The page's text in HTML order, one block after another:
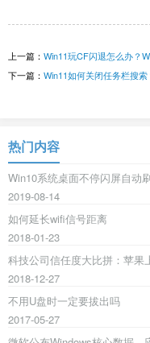
上一篇： Win11玩CF闪退怎么办？
下一篇： Win11如何关闭任务栏搜
热门内容
Win10系统桌面不停闪屏自动
2019-08-14
如何延长wifi信号距离
2018-01-23
科技公司信任度大比拼：苹果
2018-12-27
不用U盘时一定要拔出吗
2017-05-27